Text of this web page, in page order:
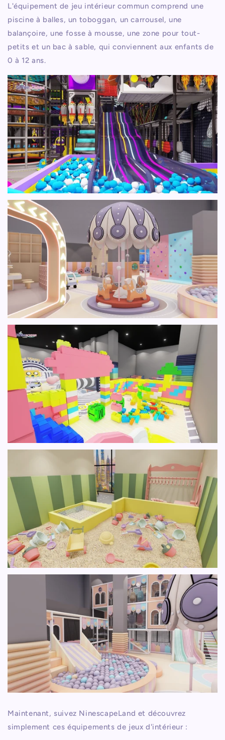
L'équipement de jeu intérieur commun comprend une
piscine à balles, un toboggan, un carrousel, une
balançoire, une fosse à mousse, une zone pour tout-
petits et un bac à sable, qui conviennent aux enfants de
0 à 12 ans.
Maintenant, suivez NinescapeLand et découvrez
simplement ces équipements de jeux d'intérieur :